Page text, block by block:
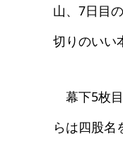
山、7日目
切りのいい
幕下5枚
らは四股名